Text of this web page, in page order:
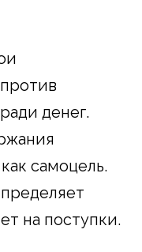
денег.
самоцель.
на поступки.